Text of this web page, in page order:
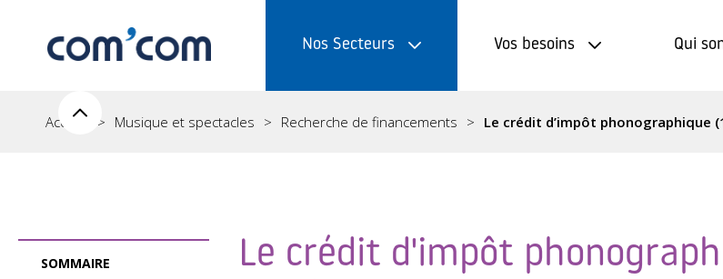
Nos Secteurs Vos besoins Qui
Accueil Musique et spectacles Recherche de financements Le crédit d’impôt phonographique
Le crédit d'impôt
SOMMAIRE